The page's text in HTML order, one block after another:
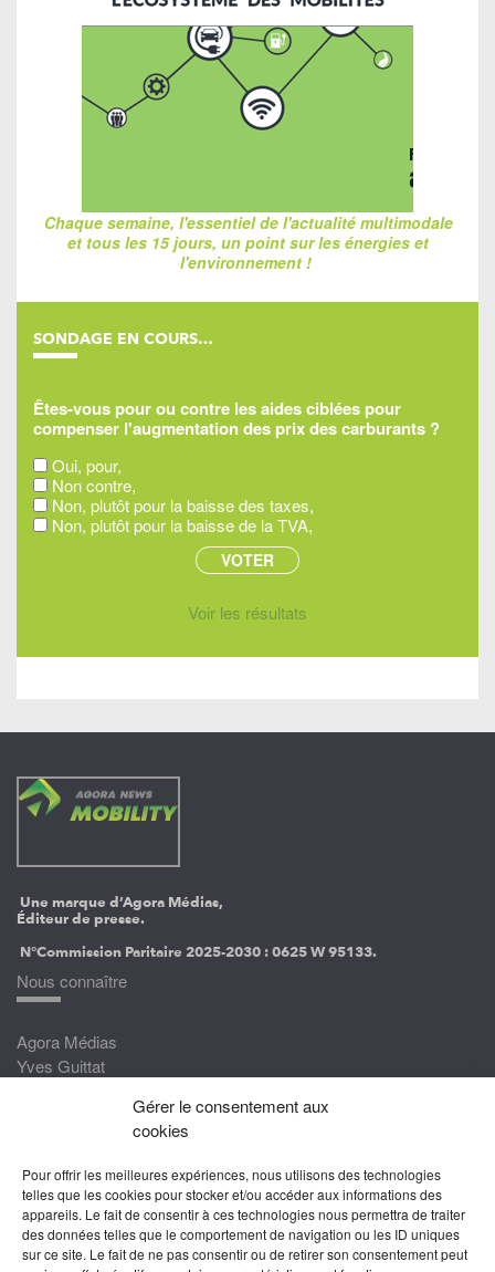
Gérer le consentement aux
cookies
Pour offrir les meilleures expériences, nous utilisons des technologies
telles que les cookies pour stocker et/ou accéder aux informations des
appareils. Le fait de consentir à ces technologies nous permettra de traiter
des données telles que le comportement de navigation ou les ID uniques
sur ce site. Le fait de ne pas consentir ou de retirer son consentement peut
Chaque semaine, l'essentiel de l'actualité multimodale
et tous les 15 jours, un point sur les énergies et
l'environnement !
SONDAGE EN COURS…
Êtes-vous pour ou contre les aides ciblées pour
compenser l'augmentation des prix des carburants ?
Oui, pour,
Non contre,
Non, plutôt pour la baisse des taxes,
Non, plutôt pour la baisse de la TVA,
Voir les résultats
Une marque d’Agora Médias,
Éditeur de presse.
N°Commission Paritaire 2025-2030 :0625 W 95133.
Nous connaître
Agora Médias
Yves Guittat
Devenez correspondant
Rejoignez nos experts
Devenez Partenaire
Nous suivre